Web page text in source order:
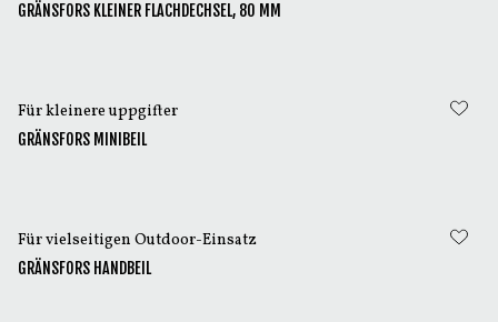
GRÄNSFORS KLEINER FLACHDECHSEL, 80 MM
Für kleinere uppgifter
GRÄNSFORS MINIBEIL
Für vielseitigen Outdoor-Einsatz
GRÄNSFORS HANDBEIL